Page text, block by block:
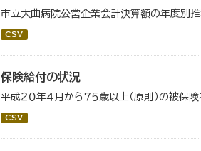
市立大曲病院公営企業会計決算額の年度別推
CSV
保険給付の状況
平成２０年４月から７５歳以上（原則）の被
CSV